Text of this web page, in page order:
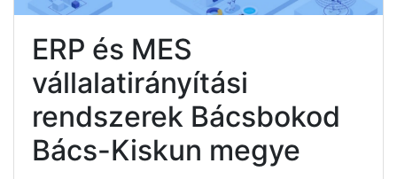
ERP és MES
vállalatirányítási
rendszerek Bácsbokod
Bács-Kiskun megye